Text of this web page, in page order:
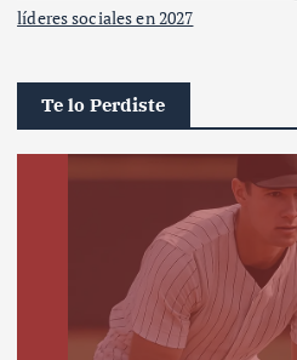
líderes sociales en 2027
Te lo Perdiste